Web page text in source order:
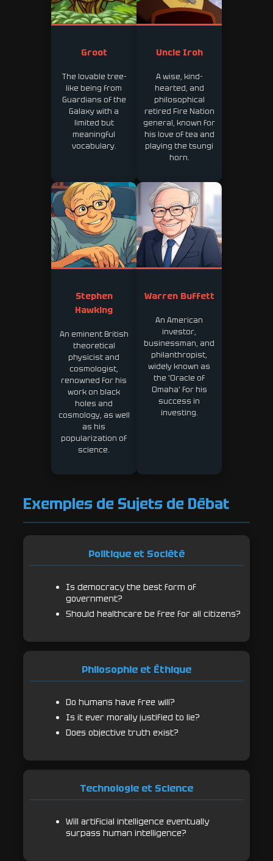
Groot
The lovable tree-
like being from
Guardians of the
Galaxy with a
limited but
meaningful
vocabulary.
Uncle Iroh
A wise, kind-
hearted, and
philosophical
retired Fire Nation
general, known for
his love of tea and
playing the tsungi
horn.
Stephen
Hawking
An eminent British
theoretical
physicist and
cosmologist,
renowned for his
work on black
holes and
cosmology, as well
as his
popularization of
science.
Warren Buffett
An American
investor,
businessman, and
philanthropist,
widely known as
the 'Oracle of
Omaha' for his
success in
investing.
Exemples de Sujets de Débat
Politique et Société
Is democracy the best form of
government?
Should healthcare be free for all citizens?
Philosophie et Éthique
Do humans have free will?
Is it ever morally justified to lie?
Does objective truth exist?
Technologie et Science
Will artificial intelligence eventually
surpass human intelligence?